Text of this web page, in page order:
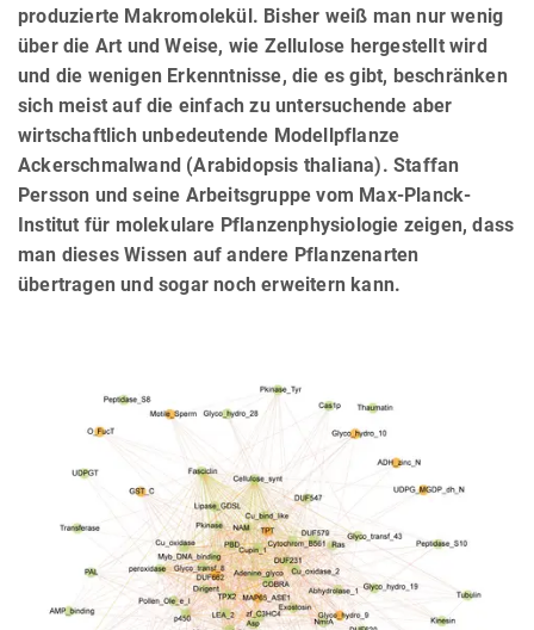
produzierte Makromolekül. Bisher weiß man nur wenig
über die Art und Weise, wie Zellulose hergestellt wird
und die wenigen Erkenntnisse, die es gibt, beschränken
sich meist auf die einfach zu untersuchende aber
wirtschaftlich unbedeutende Modellpflanze
Ackerschmalwand (Arabidopsis thaliana). Staffan
Persson und seine Arbeitsgruppe vom Max-Planck-
Institut für molekulare Pflanzenphysiologie zeigen, dass
man dieses Wissen auf andere Pflanzenarten
übertragen und sogar noch erweitern kann.